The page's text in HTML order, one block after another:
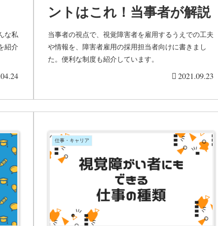
な私
紹介
ントはこれ！当事者が解説
当事者の視点で、視覚障害者を雇用するうえでの工夫
や情報を、障害者雇用の採用担当者向けに書きまし
た。便利な制度も紹介しています。
2021.09.23
仕事・キャリア